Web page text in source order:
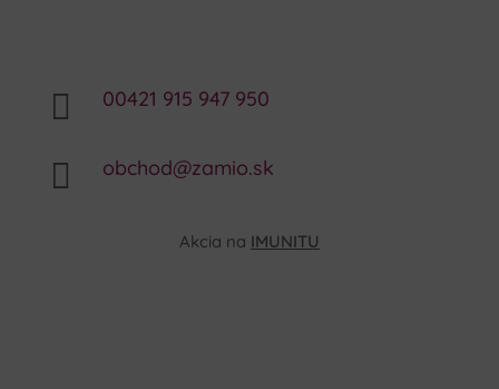
 00421 915 947 950
 obchod@zamio.sk
Akcia na IMUNITU